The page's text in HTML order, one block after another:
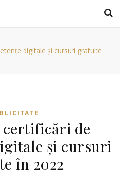
digitale și cursuri gratuite
de
și cursuri
în 2022